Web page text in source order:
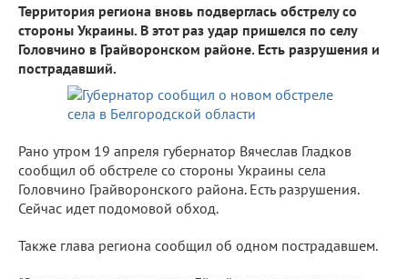
Территория региона вновь подверглась обстрелу со
стороны Украины. В этот раз удар пришелся по селу
Головчино в Грайворонском районе. Есть разрушения и
пострадавший.
Рано утром 19 апреля губернатор Вячеслав Гладков
сообщил об обстреле со стороны Украины села
Головчино Грайворонского района. Есть разрушения.
Сейчас идет подомовой обход.
Также глава региона сообщил об одном пострадавшем.